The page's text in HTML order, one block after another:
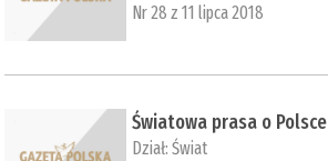
Nr 28 z 11 lipca 2018
Światowa prasa o Polsce
Dział:Świat